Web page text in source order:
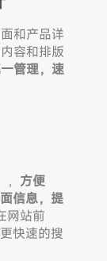
和产品详
容和排版
管理，速
方便
信息，提
网站前
快速的搜